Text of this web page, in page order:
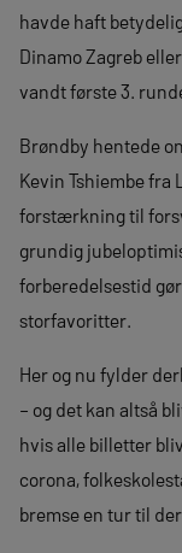
havde haft
Dinamo Zagreb
vandt første 3.
Brøndby hentede
Kevin Tshiembe
forstærkning til
grundig
forberedelsestid
storfavoritter.
Her og nu fylder
– og det kan altså
hvis alle billetter
corona,
bremse en tur til